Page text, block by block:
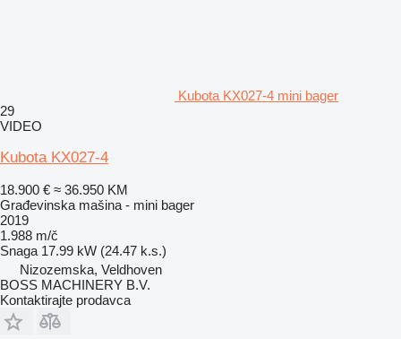
Kubota KX027-4 mini bager
29
VIDEO
Kubota KX027-4
18.900 € ≈ 36.950 KM
Građevinska mašina - mini bager
2019
1.988 m/č
Snaga 17.99 kW (24.47 k.s.)
Nizozemska, Veldhoven
BOSS MACHINERY B.V.
Kontaktirajte prodavca